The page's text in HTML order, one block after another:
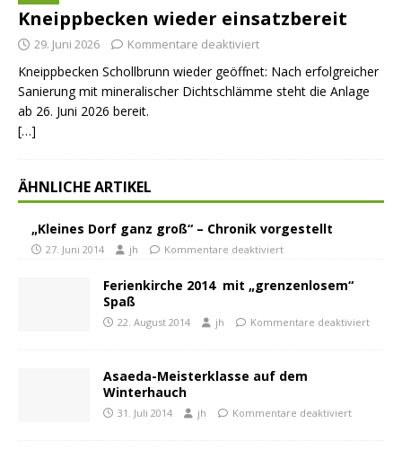
Kneippbecken wieder einsatzbereit
29. Juni 2026 Kommentare deaktiviert
Kneippbecken Schollbrunn wieder geöffnet: Nach erfolgreicher
Sanierung mit mineralischer Dichtschlämme steht die Anlage
ab 26. Juni 2026 bereit.
[…]
ÄHNLICHE ARTIKEL
„Kleines Dorf ganz groß“ – Chronik vorgestellt
27. Juni 2014 jh Kommentare deaktiviert
Ferienkirche 2014 mit „grenzenlosem“
Spaß
22. August 2014 jh Kommentare deaktiviert
Asaeda-Meisterklasse auf dem
Winterhauch
31. Juli 2014 jh Kommentare deaktiviert